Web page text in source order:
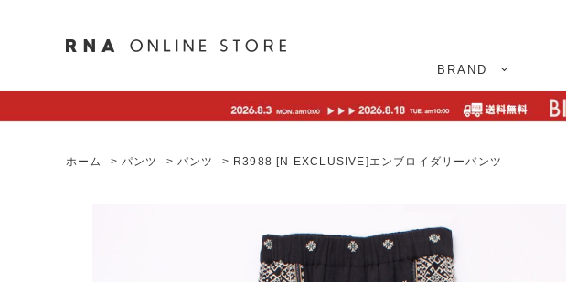
BRAND
ホーム > パンツ > パンツ > R3988 [N EXCLUSIVE]エンブロイダリーパンツ